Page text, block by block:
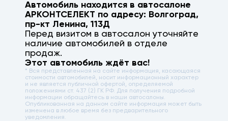
Автомобиль находится в автосалоне
АРКОНТСЕЛЕКТ по адресу: Волгоград,
пр-кт Ленина, 113Д
Перед визитом в автосалон уточняйте
наличие автомобилей в отделе
продаж.
Этот автомобиль ждёт вас!
* Вся представленная на сайте информация, касающаяся
стоимости автомобилей, носит информационный характер
и не является публичной офертой, определяемой
положениями ст. 437 (2) ГК РФ. Для получения подробной
информации обращайтесь в наши автосалоны.
Опубликованная на данном сайте информация может быть
изменена в любое время без предварительного
уведомления.